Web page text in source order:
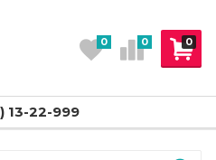
0
0 0
13-22-999